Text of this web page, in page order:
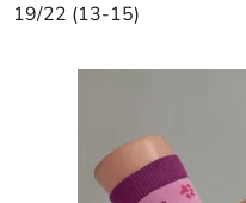
19/22 (13-15)